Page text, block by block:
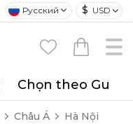
Русский $ USD
Chọn theo Gu
Châu Á Hà Nội